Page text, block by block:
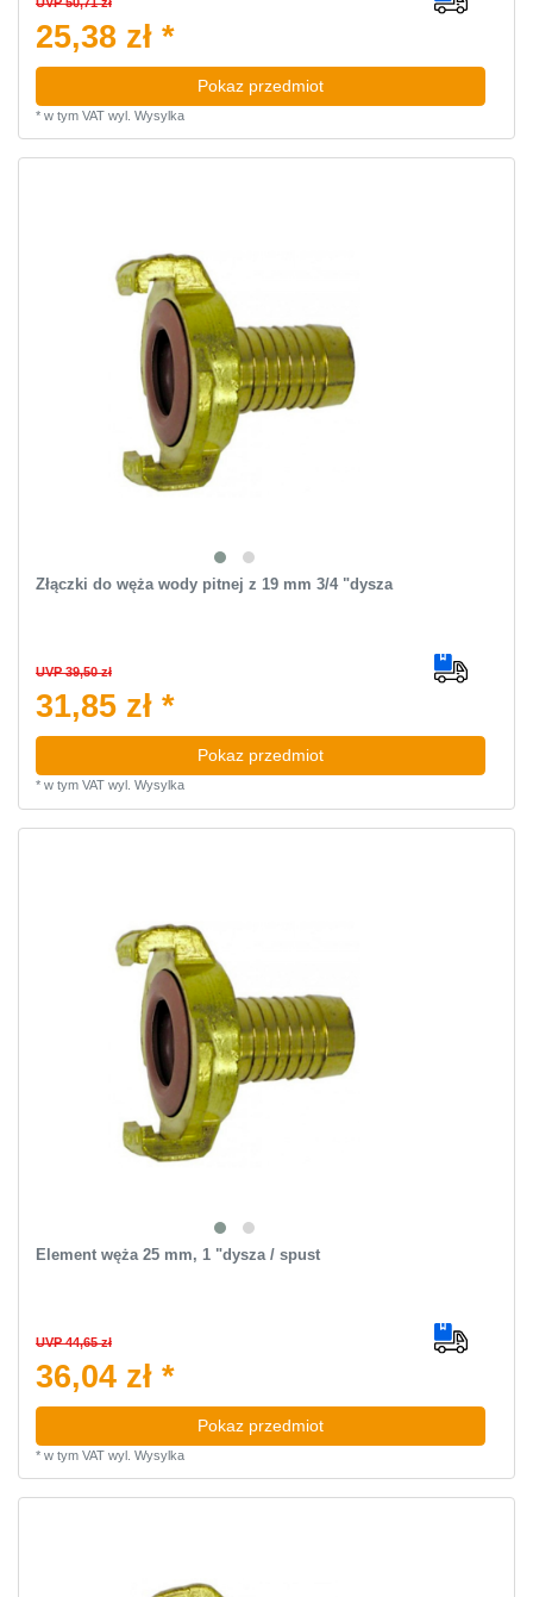
25,38 zł *
Pokaz przedmiot
* w tym VATwyl. Wysylka
Złączki do węża wody pitnej z 19 mm 3/4 "dysza
UVP 39,50 zł
31,85 zł *
Pokaz przedmiot
* w tym VATwyl. Wysylka
Element węża 25 mm, 1 "dysza / spust
UVP 44,65 zł
36,04 zł *
Pokaz przedmiot
* w tym VATwyl. Wysylka